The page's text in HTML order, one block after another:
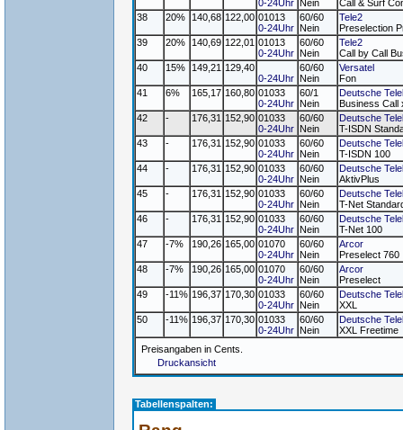
0-24Uhr Nein
Call & Surf
38
20% 140,68 122,00 01013
0-24Uhr
60/60
Nein
Tele2
Preselection
39
20% 140,69 122,01 01013
0-24Uhr
60/60
Nein
Tele2
Call by Call
40
15% 149,21 129,40
0-24Uhr
60/60
Nein
Versatel
Fon
41
6% 165,17 160,80 01033
0-24Uhr
60/1
Nein
Deutsche
Business Call
42
- 176,31 152,90 01033
0-24Uhr
60/60
Nein
Deutsche
T-ISDN
43
- 176,31 152,90 01033
0-24Uhr
60/60
Nein
Deutsche
T-ISDN 100
44
- 176,31 152,90 01033
0-24Uhr
60/60
Nein
Deutsche
AktivPlus
45
- 176,31 152,90 01033
0-24Uhr
60/60
Nein
Deutsche
T-Net
46
- 176,31 152,90 01033
0-24Uhr
60/60
Nein
Deutsche
T-Net 100
47
-7% 190,26 165,00 01070
0-24Uhr
60/60
Nein
Arcor
Preselect 760
48
-7% 190,26 165,00 01070
0-24Uhr
60/60
Nein
Arcor
Preselect
49
-11% 196,37 170,30 01033
0-24Uhr
60/60
Nein
Deutsche
XXL
50
-11% 196,37 170,30 01033
0-24Uhr
60/60
Nein
Deutsche
XXL Freetime
Preisangaben in Cents.
Druckansicht
Tabellenspalten: